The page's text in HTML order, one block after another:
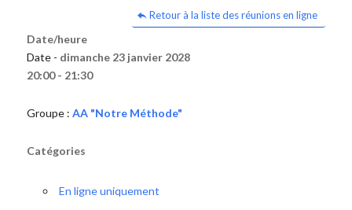
Retour à la liste des réunions en ligne
Date/heure
Date - dimanche 23 janvier 2028
20:00 - 21:30
Groupe : AA "Notre Méthode"
Catégories
En ligne uniquement